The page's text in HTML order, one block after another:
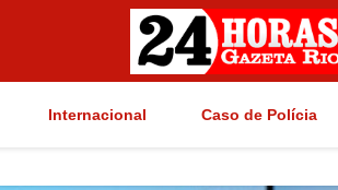
Internacional Caso de Polícia